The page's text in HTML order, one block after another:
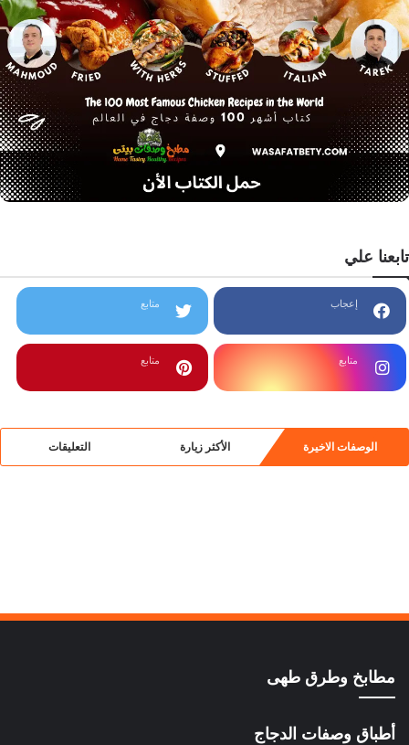
تابعنا علي
إعجاب متابع
متابع متابع
الوصفات الاخيرة الأكثر زيارة التعليقات
مطابخ وطرق طهى
أطباق وصفات الدجاج